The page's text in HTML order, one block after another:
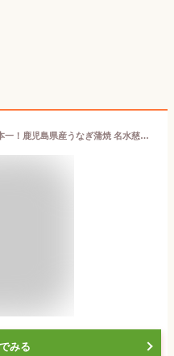
【ふるさと納税】うなぎ養殖日本一！鹿児島県産うなぎ蒲焼 名水慈鰻 特大3尾(1尾190g以上)＜計570g以上＞たれ・山椒付き 鰻 ウナギ 3尾 国産 蒲焼 かばやき 冷凍 真空 真空パック 無頭 うな重 ひつまぶし【鹿児島鰻】
みる